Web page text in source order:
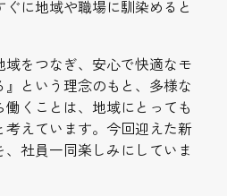
に地域や職場に馴染めると
をつなぎ、安心で快適なモ
』という理念のもと、多様な
くことは、地域にとっても
えています。今回迎えた新
社員一同楽しみにしていま